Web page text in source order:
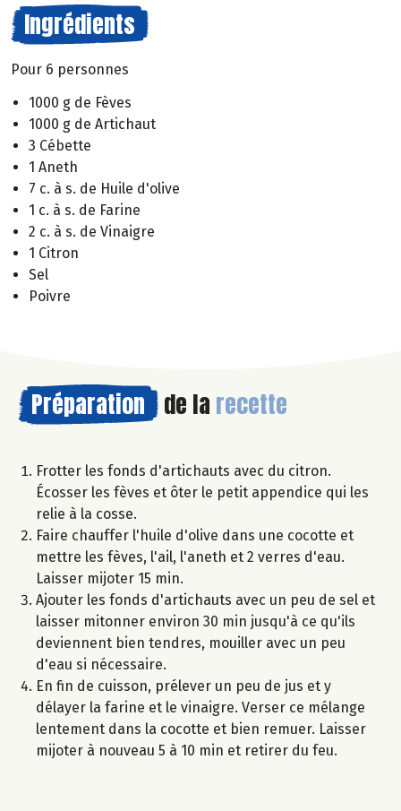
Ingrédients
Pour 6 personnes
1000 g de Fèves
1000 g de Artichaut
3 Cébette
1 Aneth
7 c. à s. de Huile d'olive
1 c. à s. de Farine
2 c. à s. de Vinaigre
1 Citron
Sel
Poivre
Préparation de la recette
Frotter les fonds d'artichauts avec du citron.
Écosser les fèves et ôter le petit appendice qui les
relie à la cosse.
Faire chauffer l'huile d'olive dans une cocotte et
mettre les fèves, l'ail, l'aneth et 2 verres d'eau.
Laisser mijoter 15 min.
Ajouter les fonds d'artichauts avec un peu de sel et
laisser mitonner environ 30 min jusqu'à ce qu'ils
deviennent bien tendres, mouiller avec un peu
d'eau si nécessaire.
En fin de cuisson, prélever un peu de jus et y
délayer la farine et le vinaigre. Verser ce mélange
lentement dans la cocotte et bien remuer. Laisser
mijoter à nouveau 5 à 10 min et retirer du feu.